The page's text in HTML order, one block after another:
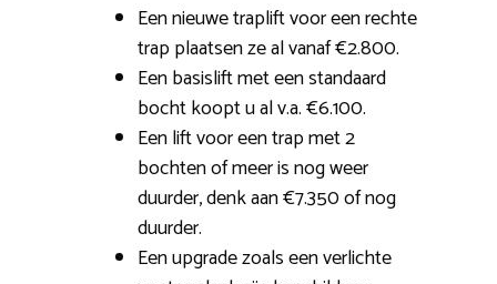
Een nieuwe traplift voor een rechte
trap plaatsen ze al vanaf €2.800.
Een basislift met een standaard
bocht koopt u al v.a. €6.100.
Een lift voor een trap met 2
bochten of meer is nog weer
duurder, denk aan €7.350 of nog
duurder.
Een upgrade zoals een verlichte